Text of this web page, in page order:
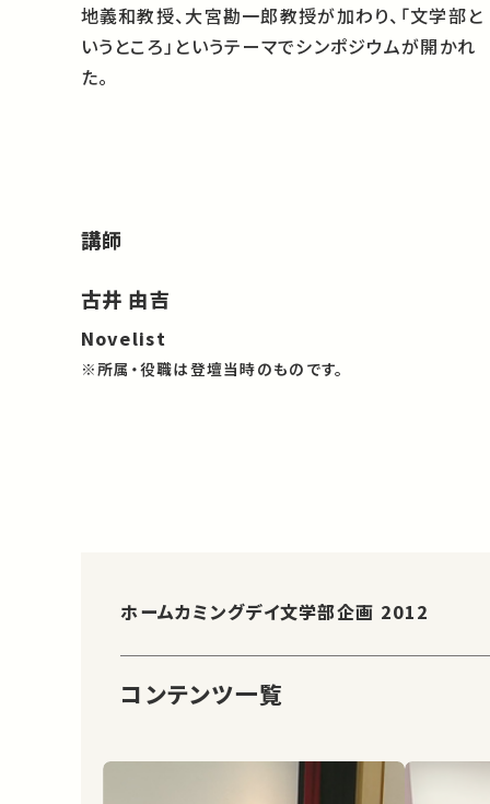
地義和教授、大宮勘一郎教授が加わり、「文学部と
いうところ」というテーマでシンポジウムが開かれ
た。
講師
古井 由吉
Novelist
※所属・役職は登壇当時のものです。
ホームカミングデイ文学部企画 2012
コンテンツ一覧